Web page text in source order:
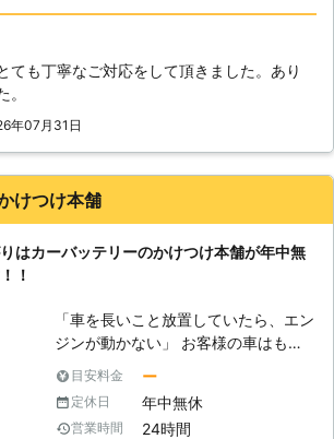
ッテリーに関するお悩みがありました
にも「救急」とありますように、緊急
いち早くお助けしたいという気持ちが
っておりますので、バッテリー上がり
お問い合わせください。
ても丁寧なご対応をして頂きました。あり
年07月31日
けつけ本舗
はカーバッテリーのかけつけ本舗が年中無
！
「車を長いこと放置していたら、エン
ジンが動かない」 お客様の車はもし
かしたら、バッテリー上がりを起こし
ているかもしれません。車は放ってお
いても自然放電をおこなっているの
で、勝手にバッテリー内の電気は消耗
目安料金 ー
定休日 年中無休
営業時間 24時間